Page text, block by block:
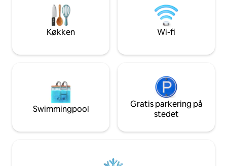
terrassen og spise frokost udenfor eller
slappe af i solen. Spabadet giver en
perfekt aften afslapning.
ramme for par,
hvor de kan
på hinanden og
Yorkshire.
Køkken Wi-fi
Swimmingpool
Gratis parkering på
stedet